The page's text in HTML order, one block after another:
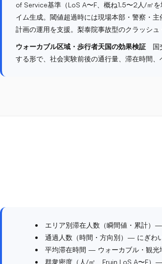
of Service基準（LoS A〜F、概ね1.5〜2人/㎡
イム生成。閾値超過時には現場本部・警察・
計画の運用を支援。梨泰院事故型のクラッシュ
ウォーカブル区域・歩行者天国の効果検証 国
する形で、社会実験前後の通行量、滞在時間
エリア別滞在人数（瞬間値・累計）
通過人数（時間・方向別）— にぎわ
平均滞在時間 — ウォーカブル・観光
群衆密度（人/㎡、Fruin LoS A〜F